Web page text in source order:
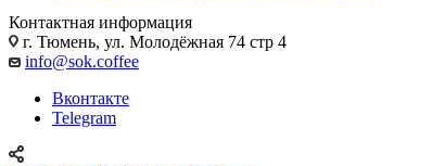
Контактная информация
г. Тюмень, ул. Молодёжная 74 стр 4
info@sok.coffee
Вконтакте
Telegram